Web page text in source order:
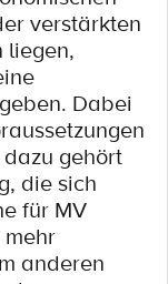
verstärkten
liegen,
Dabei
gehört
die sich
für MV
anderen